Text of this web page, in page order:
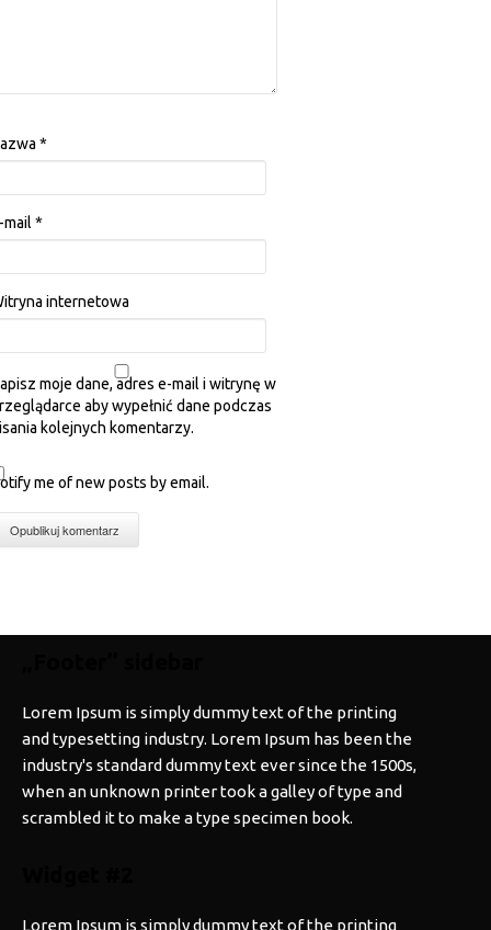
*
mail *
internetowa
moje dane, adres e-mail i witrynę w
aby wypełnić dane podczas
kolejnych komentarzy.
me of new posts by email.
Lorem Ipsum is simply dummy text of the printing
and typesetting industry. Lorem Ipsum has been the
industry's standard dummy text ever since the 1500s,
when an unknown printer took a galley of type and
scrambled it to make a type specimen book.
Lorem Ipsum is simply dummy text of the printing